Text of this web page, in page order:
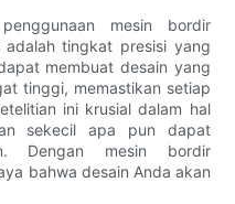
mesin bordir
tingkat presisi yang
membuat desain yang
tinggi, memastikan setiap
ini krusial dalam hal
sekecil apa pun dapat
Dengan mesin bordir
bahwa desain Anda akan